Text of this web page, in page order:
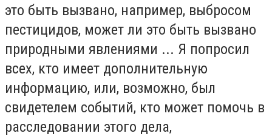
это быть вызвано, например, выбросом
пестицидов, может ли это быть вызвано
природными явлениями ... Я попросил
всех, кто имеет дополнительную
информацию, или, возможно, был
свидетелем событий, кто может помочь в
расследовании этого дела,